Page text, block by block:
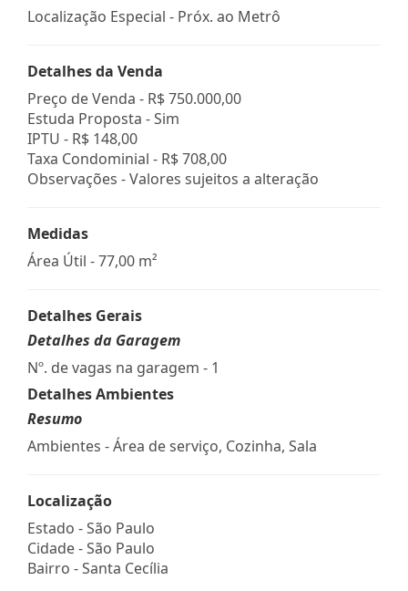
Localização Especial - Próx. ao Metrô
Detalhes da Venda
Preço de Venda - R$ 750.000,00
Estuda Proposta - Sim
IPTU - R$ 148,00
Taxa Condominial - R$ 708,00
Observações - Valores sujeitos a alteração
Medidas
Área Útil - 77,00 m²
Detalhes Gerais
Detalhes da Garagem
Nº. de vagas na garagem - 1
Detalhes Ambientes
Resumo
Ambientes - Área de serviço, Cozinha, Sala
Localização
Estado -São Paulo
Cidade -São Paulo
Bairro -Santa Cecília